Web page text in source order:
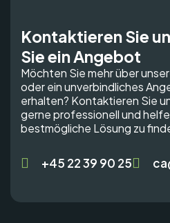
Kontaktieren Sie
Sie ein Angebot
Möchten Sie mehr über
oder ein unverbindliches
erhalten? Kontaktieren Sie
gerne professionell und
bestmögliche Lösung zu
+45 22 39 90 25